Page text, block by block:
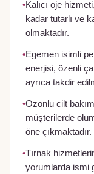
•Kalıcı oje
kadar tutarlı ve
olmaktadır.
•Egemen isimli
enerjisi, özenli
ayrıca takdir
•Ozonlu cilt
müşterilerde
öne çıkmaktadır.
•Tırnak
yorumlarda ismi